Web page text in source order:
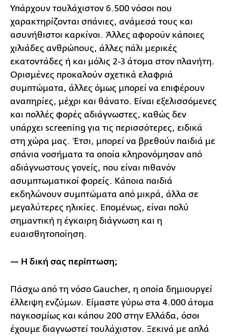
Υπάρχουν τουλάχιστον 6.500 νόσοι που
χαρακτηρίζονται σπάνιες, ανάμεσά τους και
ασυνήθιστοι καρκίνοι. Άλλες αφορούν κάποιες
χιλιάδες ανθρώπους, άλλες πάλι μερικές
εκατοντάδες ή και μόλις 2-3 άτομα στον πλανήτη.
Ορισμένες προκαλούν σχετικά ελαφριά
συμπτώματα, άλλες όμως μπορεί να επιφέρουν
αναπηρίες, μέχρι και θάνατο. Είναι εξελισσόμενες
και πολλές φορές αδιάγνωστες, καθώς δεν
υπάρχει screening για τις περισσότερες, ειδικά
στη χώρα μας. Έτσι, μπορεί να βρεθούν παιδιά με
σπάνια νοσήματα τα οποία κληρονόμησαν από
αδιάγνωστους γονείς, που είναι πιθανόν
ασυμπτωματικοί φορείς. Κάποια παιδιά
εκδηλώνουν συμπτώματα από μικρά, άλλα σε
μεγαλύτερες ηλικίες. Επομένως, είναι πολύ
σημαντική η έγκαιρη διάγνωση και η
ευαισθητοποίηση.
— Η δική σας περίπτωση;
Πάσχω από τη νόσο Gaucher, η οποία δημιουργεί
έλλειψη ενζύμων. Είμαστε γύρω στα 4.000 άτομα
παγκοσμίως και κάπου 200 στην Ελλάδα, όσοι
έχουμε διαγνωστεί τουλάχιστον. Ξεκινά με απλά